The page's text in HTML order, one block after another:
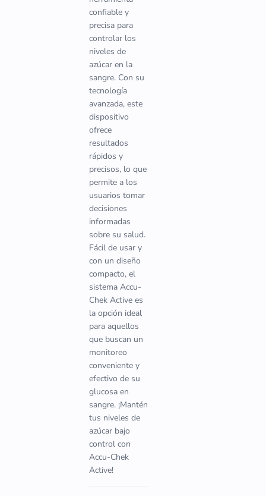
confiable y
precisa para
controlar los
niveles de
azúcar en la
sangre. Con su
tecnología
avanzada, este
dispositivo
ofrece
resultados
rápidos y
precisos, lo que
permite a los
usuarios tomar
decisiones
informadas
sobre su salud.
Fácil de usar y
con un diseño
compacto, el
sistema Accu-
Chek Active es
la opción ideal
para aquellos
que buscan un
monitoreo
conveniente y
efectivo de su
glucosa en
sangre. ¡Mantén
tus niveles de
azúcar bajo
control con
Accu-Chek
Active!